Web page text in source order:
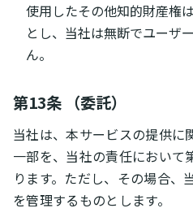
使用したその他知的財産権
とし、当社は無断でユーザ
ん。
第13条 （委託）
当社は、本サービスの提供に
一部を、当社の責任において
ります。ただし、その場合、
を管理するものとします。